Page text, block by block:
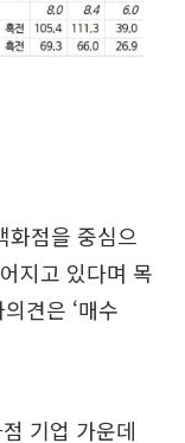
화점을 중심으
지고 있다며 목
견은 ‘매수
기업 가운데